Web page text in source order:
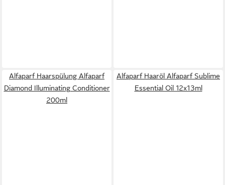
Alfaparf Haarspülung Alfaparf
Diamond Illuminating Conditioner
200ml
Alfaparf Haaröl Alfaparf Sublime
Essential Oil 12x13ml